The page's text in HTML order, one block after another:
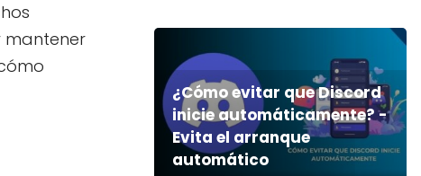
mantener
¿Cómo evitar que Discord
inicie automáticamente? -
Evita el arranque
automático